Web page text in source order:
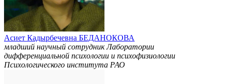
Асиет Кадырбечевна БЕДАНОКОВА
младший научный сотрудник Лаборатории
дифференциальной психологии и психофизиологии
Психологического института РАО